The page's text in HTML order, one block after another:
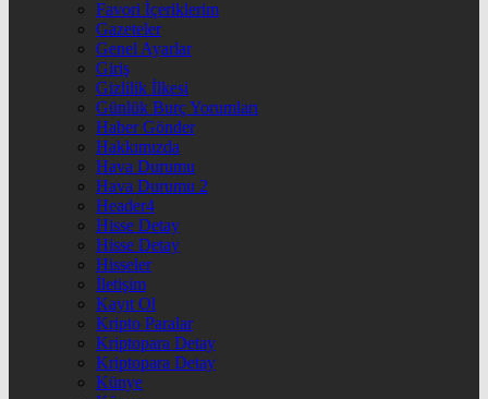
Favori İçeriklerim
Gazeteler
Genel Ayarlar
Giriş
Gizlilik İlkesi
Günlük Burç Yorumları
Haber Gönder
Hakkımızda
Hava Durumu
Hava Durumu 2
Header4
Hisse Detay
Hisse Detay
Hisseler
İletişim
Kayıt Ol
Kripto Paralar
Kriptopara Detay
Kriptopara Detay
Künye